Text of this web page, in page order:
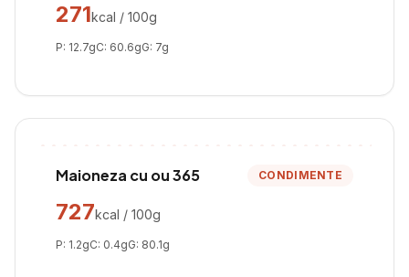
271kcal / 100g
P: 12.7gC: 60.6gG: 7g
Maioneza cu ou 365 CONDIMENTE
727kcal / 100g
P: 1.2gC: 0.4gG: 80.1g